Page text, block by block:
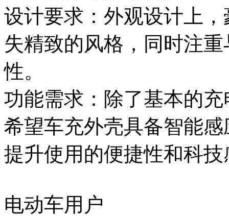
设计要求：外观设计上
失精致的风格，同时注
性。
功能需求：除了基本的
希望车充外壳具备智能
提升使用的便捷性和科技
电动车用户